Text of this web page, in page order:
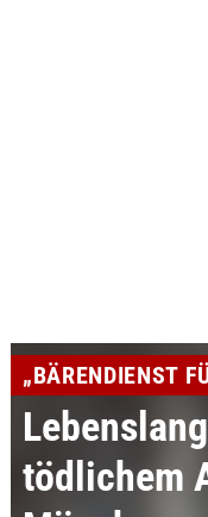
„BÄRENDIENST
tödlichem